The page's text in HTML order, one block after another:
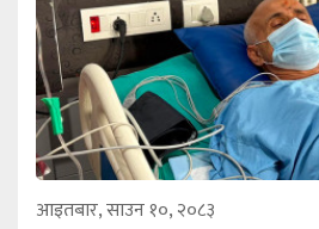
आइतबार, साउन १०, २०८३